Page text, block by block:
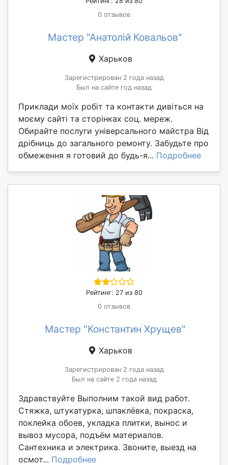
0 отзывов
Мастер "Анатолій Ковальов"
Харьков
Зарегистрирован 2 года назад
Был на сайте год назад
Приклади моїх робіт та контакти дивіться на
моєму сайті та сторінках соц. мереж.
Обирайте послуги універсального майстра Від
дрібниць до загального ремонту. Забудьте про
обмеження я готовий до будь-я... Подробнее
Рейтинг: 27 из 80
0 отзывов
Мастер "Константин Хрущев"
Харьков
Зарегистрирован 2 года назад
Был на сайте 2 года назад
Здравствуйте Выполним такой вид работ.
Стяжка, штукатурка, шпаклёвка, покраска,
поклейка обоев, укладка плитки, вынос и
вывоз мусора, подъём материалов.
Сантехника и электрика. Звоните, выезд на
осмот... Подробнее